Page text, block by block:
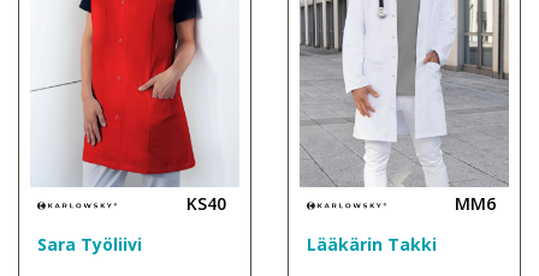
KS40
Sara Työliivi
MM6
Lääkärin Takki